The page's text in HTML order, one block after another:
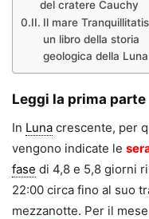
del cratere Cauchy
Il mare
un libro della storia
geologica della Luna
Leggi la prima parte
In Luna crescente, per
vengono indicate le
fase di 4,8 e 5,8 giorni
22:00 circa fino al suo
mezzanotte. Per il